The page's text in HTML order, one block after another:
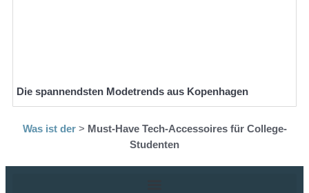
Die spannendsten Modetrends aus Kopenhagen
Was ist der> Must-Have Tech-Accessoires für College-
Studenten